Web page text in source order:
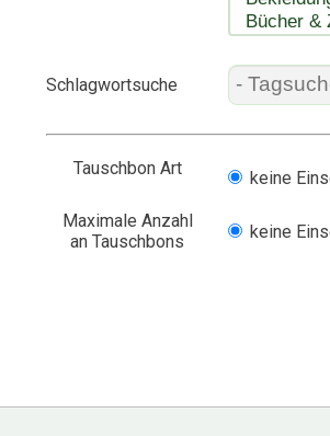
Schlagwortsuche
Tauschbon Art keine
Maximale Anzahl
an Tauschbons
keine